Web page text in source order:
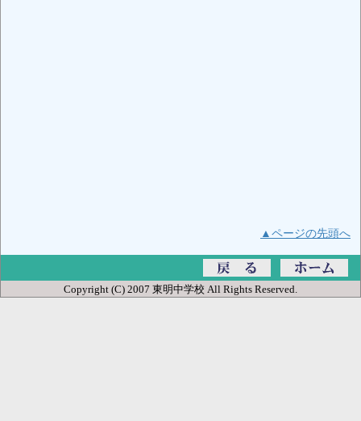
▲ページの先頭へ
Copyright (C) 2007 東明中学校 All Rights Reserved.